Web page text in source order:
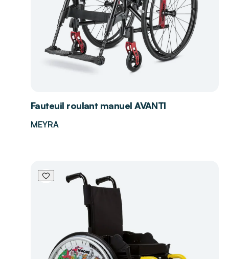
Fauteuil roulant manuel AVANTI
MEYRA